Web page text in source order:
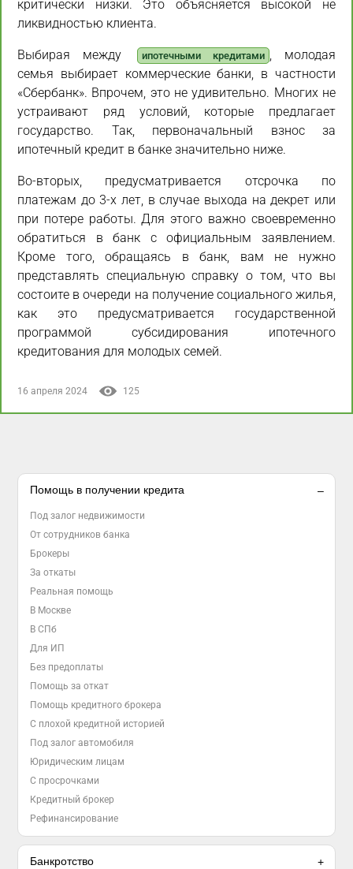
критически низки. Это объясняется высокой не
ликвидностью клиента.
Выбирая между ипотечными кредитами , молодая
семья выбирает коммерческие банки, в частности
«Сбербанк». Впрочем, это не удивительно. Многих не
устраивают ряд условий, которые предлагает
государство. Так, первоначальный взнос за
ипотечный кредит в банке значительно ниже.
Во-вторых, предусматривается отсрочка по
платежам до 3-х лет, в случае выхода на декрет или
при потере работы. Для этого важно своевременно
обратиться в банк с официальным заявлением.
Кроме того, обращаясь в банк, вам не нужно
представлять специальную справку о том, что вы
состоите в очереди на получение социального жилья,
как это предусматривается государственной
программой субсидирования ипотечного
кредитования для молодых семей.
16 апреля 2024 125
Помощь в получении кредита
Под залог недвижимости
От сотрудников банка
Брокеры
За откаты
Реальная помощь
В Москве
В СПб
Для ИП
Без предоплаты
Помощь за откат
Помощь кредитного брокера
С плохой кредитной историей
Под залог автомобиля
Юридическим лицам
С просрочками
Кредитный брокер
Рефинансирование
Банкротство